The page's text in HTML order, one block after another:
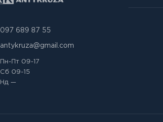
097 689 87 55
antykruza@gmail.com
Пн-Пт 09-17
Сб 09-15
Нд —